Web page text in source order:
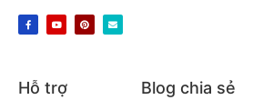
Hỗ trợ Blog chia sẻ